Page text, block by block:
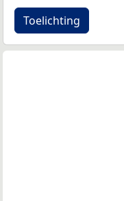
Toelichting